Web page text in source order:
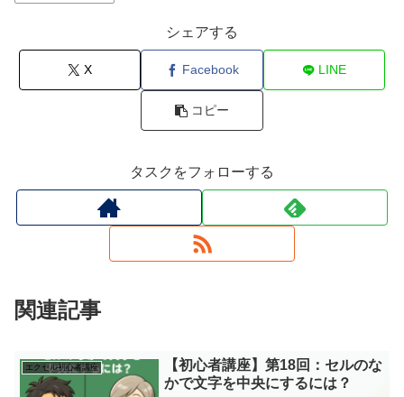
シェアする
X Facebook LINE
コピー
タスクをフォローする
関連記事
エクセル初心者講座
【初心者講座】第18回：セルのな
かで文字を中央にするには？